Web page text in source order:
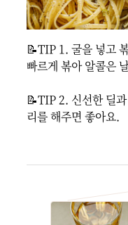
📝TIP 1. 굴을 넣고
빠르게 볶아 알콜은
📝TIP 2. 신선한 딜
리를 해주면 좋아요.